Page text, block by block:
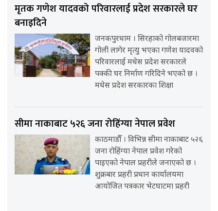
मृतक गणेश यादवको परिवारलाई प्रदेश सरकारले घर
बनाइदिने
जनकपुरधाम । सिरहाको गोलबजारमा
गोली लागेर मृत्यु भएका गणेश यादवको
परिवारलाई मधेस प्रदेश सरकारले
पक्की घर निर्माण गरिदिने भएको छ ।
मधेस प्रदेश सरकारका शिक्षा
सीमा नाकाबाट ५२६ जना रोहिंग्या नेपाल प्रवेश
काठमाडौँ । विभिन्न सीमा नाकाबाट ५२६
जना रोहिंग्या नेपाल प्रवेश गरेको
पाइएको नेपाल प्रहरीले जनाएको छ ।
शुक्रबार प्रहरी प्रधान कार्यालयमा
आयोजित पत्रकार भेटघाटमा प्रहरी